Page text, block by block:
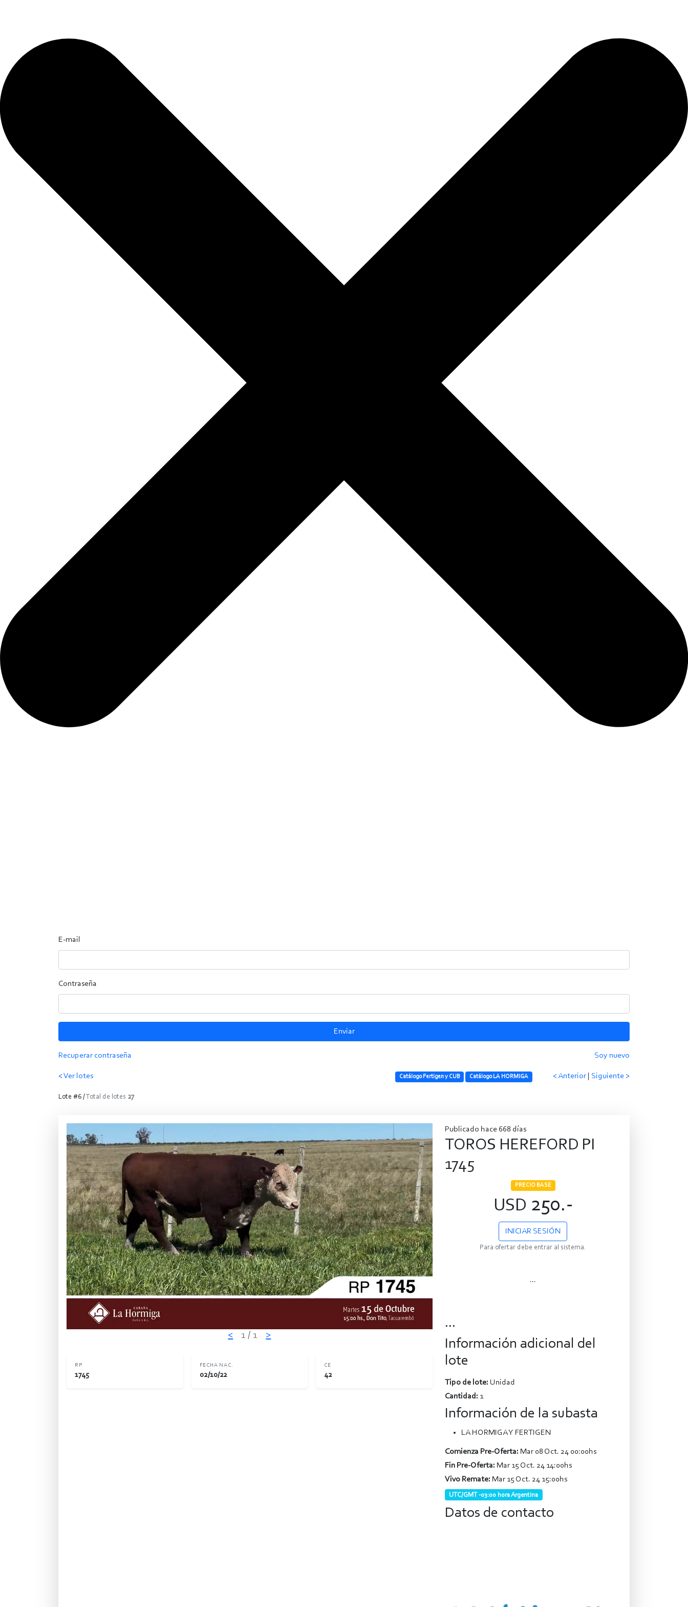
E-mail
Contraseña
Enviar
Recuperar contraseña Soy nuevo
< Ver lotes Catálogo Fertigen y CUB Catálogo LA HORMIGA
Lote #6 / Total de lotes 27
< Anterior Siguiente >
< 1 / 1 >
RP
1745
FECHA NAC.
02/10/22
CE
42
Publicado hace 668 días
TOROS HEREFORD PI
1745
PRECIO BASE
USD 250.-
INICIAR SESIÓN
Para ofertar debe entrar al sistema.
...
...
Información adicional del
lote
Tipo de lote: Unidad
Cantidad: 1
Información de la subasta
LA HORMIGA Y FERTIGEN
Comienza Pre-Oferta: Mar 08 Oct. 24 00:00hs
Fin Pre-Oferta: Mar 15 Oct. 24 14:00hs
Vivo Remate: Mar 15 Oct. 24 15:00hs
UTC/GMT -03:00 hora Argentina
Datos de contacto